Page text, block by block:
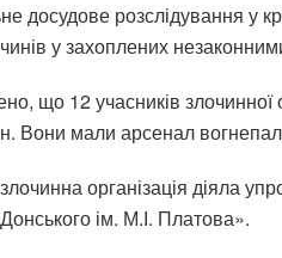
досудове розслідування у
у захоплених
що 12 учасників злочинної
Вони мали арсенал
організація діяла
ім. М.І. Платова».